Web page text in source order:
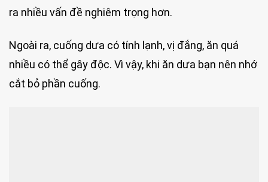
ra nhiều vấn đề nghiêm trọng hơn.
Ngoài ra, cuống dưa có tính lạnh, vị đắng, ăn quá
nhiều có thể gây độc. Vì vậy, khi ăn dưa bạn nên nhớ
cắt bỏ phần cuống.